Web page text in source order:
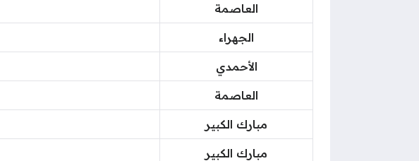
العاصمة
الجهراء
الأحمدي
العاصمة
مبارك الكبير
مبارك الكبير